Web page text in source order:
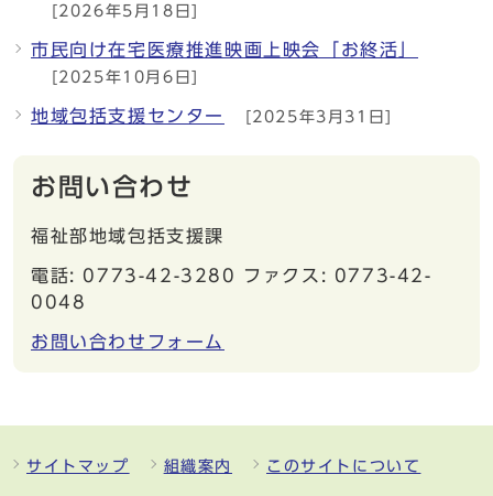
[2026年5月18日]
市民向け在宅医療推進映画上映会「お終活」
[2025年10月6日]
地域包括支援センター [2025年3月31日]
お問い合わせ
福祉部地域包括支援課
電話: 0773-42-3280 ファクス: 0773-42-
0048
お問い合わせフォーム
サイトマップ 組織案内 このサイトについて